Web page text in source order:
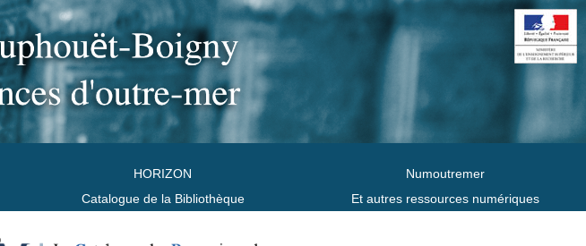
HORIZON
Catalogue de la Bibliothèque
Numoutremer
Et autres ressources numériques